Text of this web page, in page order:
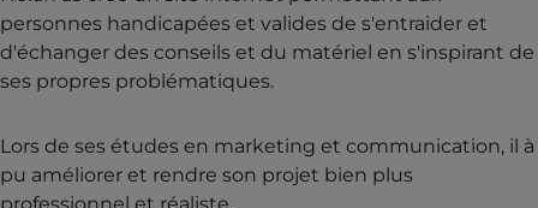
personnes handicapées et valides de s'entraider et
d'échanger des conseils et du matériel en s'inspirant de
ses propres problématiques.
Lors de ses études en marketing et communication, il à
pu améliorer et rendre son projet bien plus